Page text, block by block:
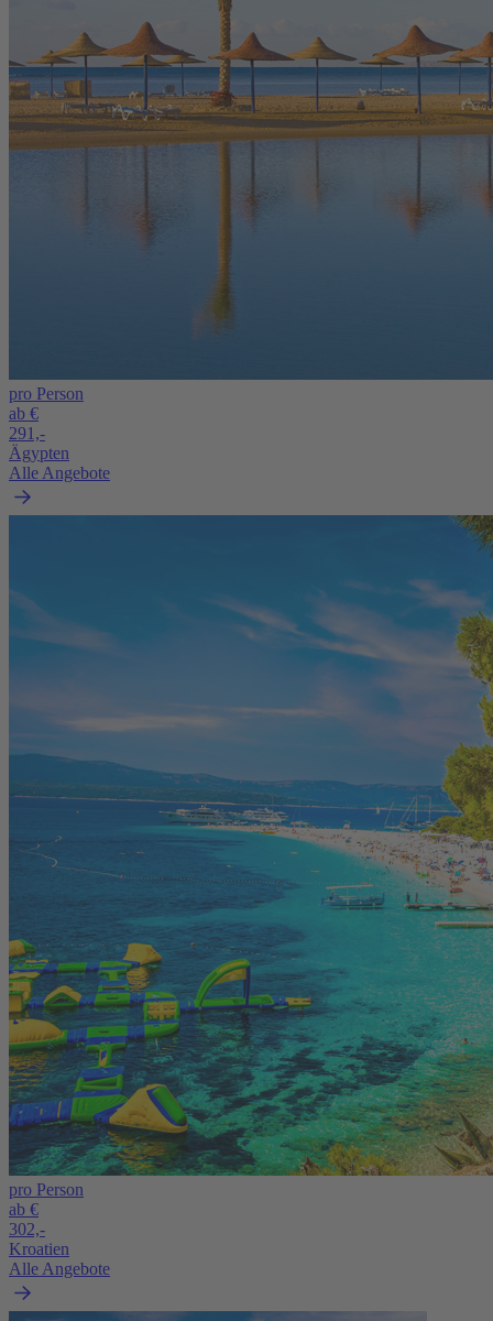
pro Person
ab €
291,-
Ägypten
Alle Angebote
pro Person
ab €
302,-
Kroatien
Alle Angebote